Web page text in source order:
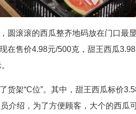
圆滚滚的西瓜整齐地码放在门口最
在售价4.98元/500克，甜王西瓜
货架“C位”。其中，甜王西瓜标价
介绍，为了方便顾客，大个的西瓜